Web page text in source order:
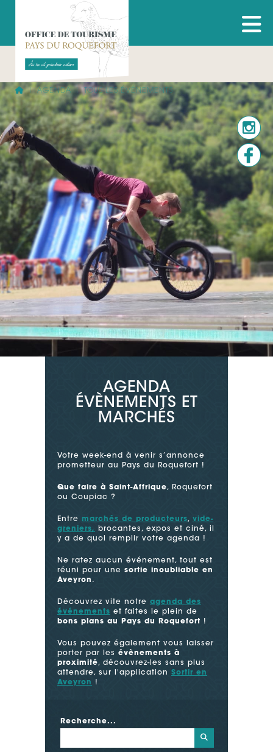
AGENDA TOUS LES ÉVÉNEMENTS
AGENDA
ÉVÈNEMENTS ET
MARCHÉS
Votre week-end à venir s’annonce
prometteur au Pays du Roquefort !
Que faire à Saint-Affrique, Roquefort
ou Coupiac ?
Entre marchés de producteurs, vide-
greniers,
brocantes, expos et ciné, il
y a de quoi remplir votre agenda !
Ne ratez aucun événement, tout est
réuni pour une sortie inoubliable en
Aveyron .
Découvrez vite notre agenda des
événements et faites le plein de
bons plans au Pays du Roquefort !
Vous pouvez également vous laisser
porter par les évènements à
proximité, découvrez-les sans plus
attendre, sur l'application Sortir en
Aveyron
!
Recherche...